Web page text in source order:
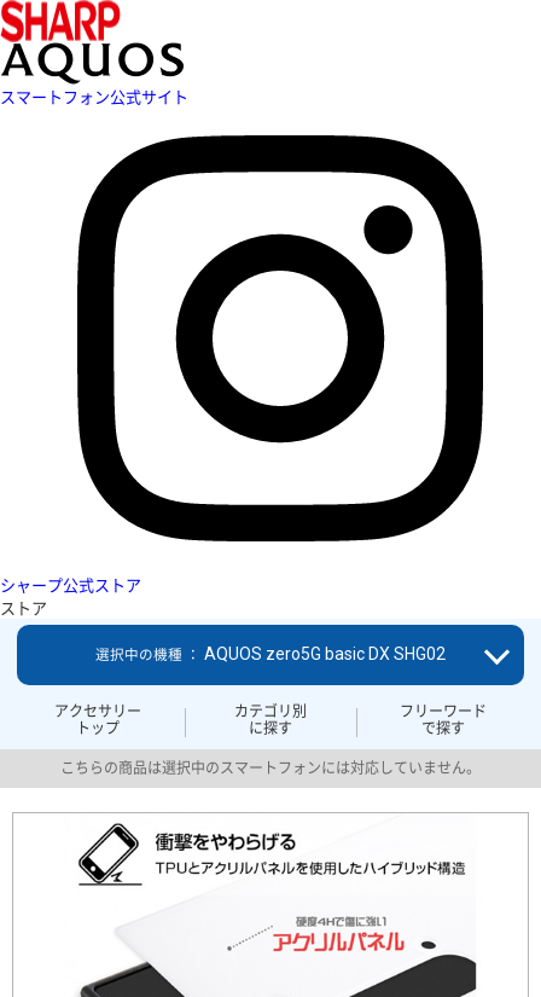
スマートフォン公式サイト
シャープ公式ストア
ストア
アクセサリー
トップ
カテゴリ別
に探す
フリーワード
で探す
選択中の機種 ： AQUOS zero5G basic DX SHG02
こちらの商品は選択中のスマートフォンには対応していません。